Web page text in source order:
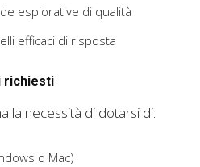
esplorative di qualità
efficaci di risposta
richiesti
la necessità di dotarsi di:
o Mac)